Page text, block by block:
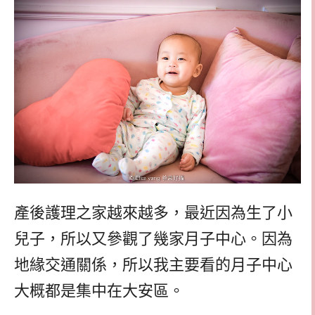
產後護理之家越來越多，最近因為生了小
兒子，所以又參觀了幾家月子中心。因為
地緣交通關係，所以我主要看的月子中心
大概都是集中在大安區。